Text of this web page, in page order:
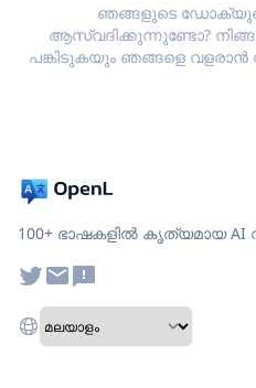
ഞങ്ങളുടെ
ആസ്വദിക്കുന്നുണ്ടോ?
പങ്കിടുകയും ഞങ്ങളെ
100+ ഭാഷകളിൽ കൃത്യമായ AI